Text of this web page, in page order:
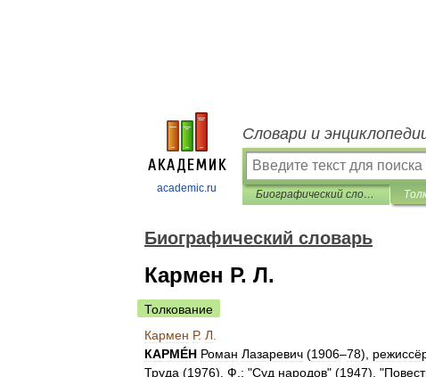
academic.ru
Словари и
Биографический словарь
Биографический словарь
Кармен Р. Л.
Толкование
Кармен Р. Л
КАРМÉН Роман Лазаревич (1906–78),
Труда (1976). Ф : "Суд народов" (1947), "